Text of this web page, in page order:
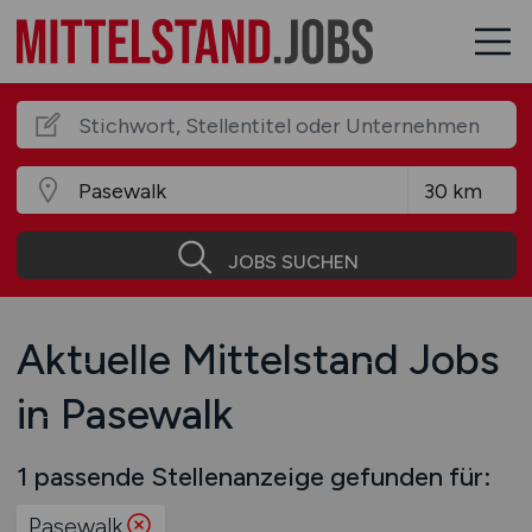
JOBS SUCHEN
Aktuelle Mittelstand Jobs
in Pasewalk
1 passende Stellenanzeige gefunden für:
Pasewalk